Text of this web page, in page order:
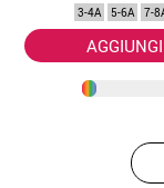
3-4A 5-6A 7-
AGGIUNGI